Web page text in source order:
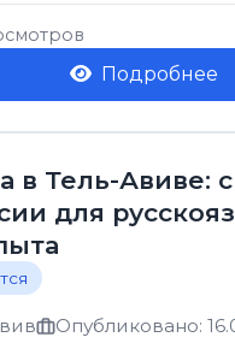
требу...
Подробнее
в Тель-Авиве:
для
Опубликовано: